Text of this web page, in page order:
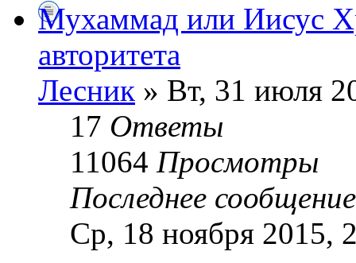
Мухаммад или Иисус
авторитета
Лесник » Вт, 31 июля
17 Ответы
11064 Просмотры
Последнее
Ср, 18 ноября 2015,